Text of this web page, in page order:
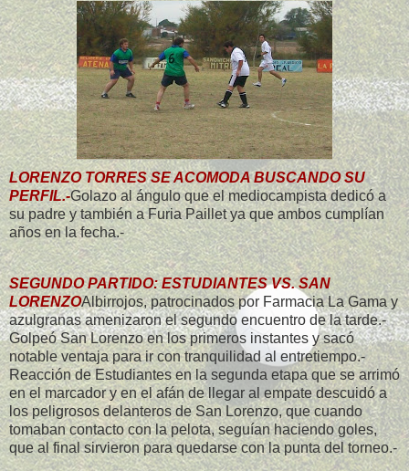
LORENZO TORRES SE ACOMODA BUSCANDO SU
PERFIL.-Golazo al ángulo que el mediocampista dedicó a
su padre y también a Furia Paillet ya que ambos cumplían
años en la fecha.-
SEGUNDO PARTIDO: ESTUDIANTES VS. SAN
LORENZOAlbirrojos, patrocinados por Farmacia La Gama y
azulgranas amenizaron el segundo encuentro de la tarde.-
Golpeó San Lorenzo en los primeros instantes y sacó
notable ventaja para ir con tranquilidad al entretiempo.-
Reacción de Estudiantes en la segunda etapa que se arrimó
en el marcador y en el afán de llegar al empate descuidó a
los peligrosos delanteros de San Lorenzo, que cuando
tomaban contacto con la pelota, seguían haciendo goles,
que al final sirvieron para quedarse con la punta del torneo.-